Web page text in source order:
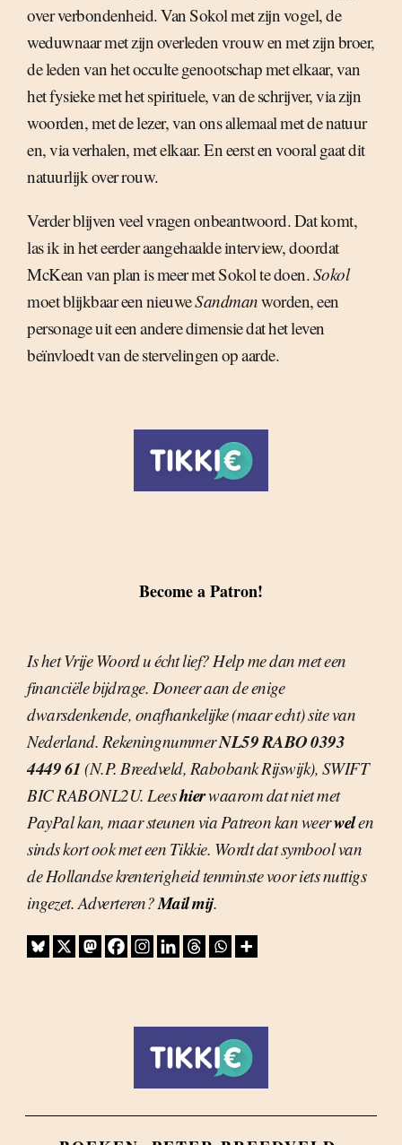
over verbondenheid. Van Sokol met zijn vogel, de
weduwnaar met zijn overleden vrouw en met zijn broer,
de leden van het occulte genootschap met elkaar, van
het fysieke met het spirituele, van de schrijver, via zijn
woorden, met de lezer, van ons allemaal met de natuur
en, via verhalen, met elkaar. En eerst en vooral gaat dit
natuurlijk over rouw.
Verder blijven veel vragen onbeantwoord. Dat komt,
las ik in het eerder aangehaalde interview, doordat
McKean van plan is meer met Sokol te doen.Sokol
moet blijkbaar een nieuweSandmanworden, een
personage uit een andere dimensie dat het leven
beïnvloedt van de stervelingen op aarde.
Become a Patron!
Is het Vrije Woord u écht lief? Help me dan met een
financiële bijdrage. Doneer aan de enige
dwarsdenkende, onafhankelijke (maar echt) site van
Nederland. RekeningnummerNL59 RABO 0393
4449 61 (N.P. Breedveld, Rabobank Rijswijk), SWIFT
BIC RABONL2U. Leeshierwaarom dat niet met
PayPal kan, maar steunen via Patreon kan weerwelen
sinds kort ook met een Tikkie. Wordt dat symbool van
de Hollandse krenterigheid tenminste voor iets nuttigs
ingezet. Adverteren?Mail mij.